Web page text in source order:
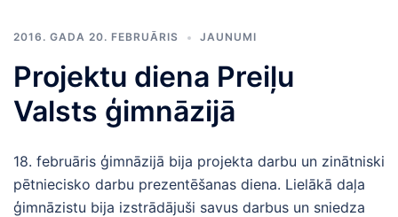
2016. GADA 20. FEBRUĀRIS JAUNUMI
Projektu diena Preiļu
Valsts ģimnāzijā
18. februāris ģimnāzijā bija projekta darbu un zinātniski
pētniecisko darbu prezentēšanas diena. Lielākā daļa
ģimnāzistu bija izstrādājuši savus darbus un sniedza